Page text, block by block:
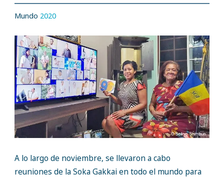
Mundo 2020
A lo largo de noviembre, se llevaron a cabo
reuniones de la Soka Gakkai en todo el mundo para